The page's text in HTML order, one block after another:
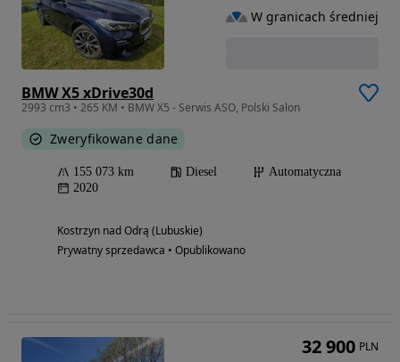
BMW X5 xDrive30d
2993 cm3 • 265 KM • BMW X5 - Serwis ASO, Polski Salon
Zweryfikowane dane
155 073 km Diesel
Automatyczna
2020
Kostrzyn nad Odrą (Lubuskie)
Prywatny sprzedawca • Opublikowano
W granicach średniej
32 900 PLN